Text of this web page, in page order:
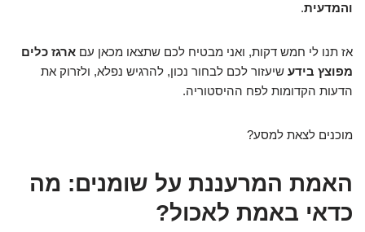
והמדעית.
אז תנו לי חמש דקות, ואני מבטיח לכם שתצאו מכאן עם ארגז כלים
מפוצץ בידע שיעזור לכם לבחור נכון, להרגיש נפלא, ולזרוק את
הדעות הקדומות לפח ההיסטוריה.
מוכנים לצאת למסע?
האמת המרעננת על שומנים: מה
כדאי באמת לאכול?